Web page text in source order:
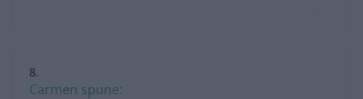
Carmen spune: